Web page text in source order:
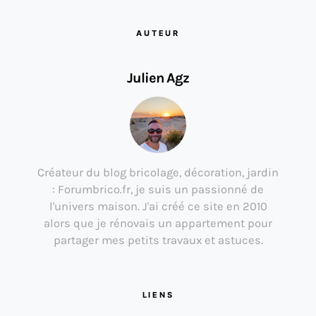
AUTEUR
Julien Agz
Créateur du blog bricolage, décoration, jardin
: Forumbrico.fr, je suis un passionné de
l'univers maison. J'ai créé ce site en 2010
alors que je rénovais un appartement pour
partager mes petits travaux et astuces.
LIENS